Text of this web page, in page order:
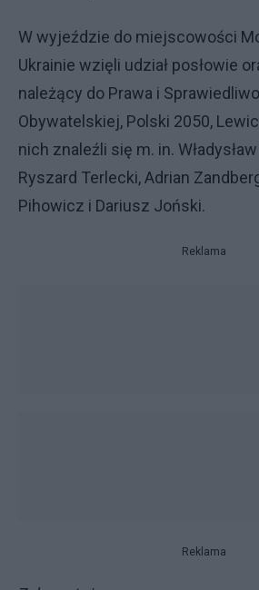
W wyjeździe do miejscowości
Ukrainie wzięli udział posłowie
należący do Prawa i
Obywatelskiej, Polski 2050,
nich znaleźli się m. in.
Ryszard Terlecki, Adrian
Pihowicz i Dariusz Joński.
Reklama
Reklama